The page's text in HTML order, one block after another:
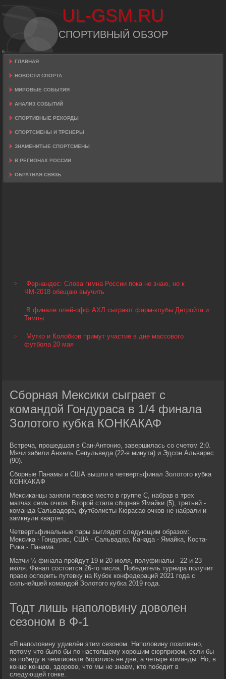
UL-GSM.RU
СПОРТИВНЫЙ ОБЗОР
ГЛАВНАЯ
НОВОСТИ СПОРТА
МИРОВЫЕ СОБЫТИЯ
АНАЛИЗ СОБЫТИЙ
СПОРТИВНЫЕ РЕКОРДЫ
СПОРТСМЕНЫ И ТРЕНЕРЫ
ЗНАМЕНИТЫЕ СПОРТСМЕНЫ
В РЕГИОНАХ РОССИИ
ОБРАТНАЯ СВЯЗЬ
Фернандес: Слова гимна России пока не знаю, но к
ЧМ-2018 обещаю выучить
В финале плей-офф АХЛ сыграют фарм-клубы Детройта и
Тампы
Мутко и Колобков примут участие в дне массового
футбола 20 мая
Сборная Мексики сыграет с
командой Гондураса в 1/4 финала
Золотого кубка КОНКАКАФ
Встреча, прошедшая в Сан-Антонио, завершилась со счетом 2:0.
Мячи забили Анхель Сепульведа (22-я минута) и Эдсон Альварес
(90).
Сборные Панамы и США вышли в четвертьфинал Золотого кубка
КОНКАКАФ
Мексиканцы заняли первое место в группе С, набрав в трех
матчах семь очков. Второй стала сборная Ямайки (5), третьей -
команда Сальвадора, футболисты Кюрасао очков не набрали и
замкнули квартет.
Четвертьфинальные пары выглядят следующим образом:
Мексика - Гондурас, США - Сальвадор, Канада - Ямайка, Коста-
Рика - Панама.
Матчи ¼ финала пройдут 19 и 20 июля, полуфиналы - 22 и 23
июля. Финал состоится 26-го числа. Победитель турнира получит
право оспорить путевку на Кубок конфедераций 2021 года с
сильнейшей командой Золотого кубка 2019 года.
Тодт лишь наполовину доволен
сезоном в Ф-1
«Я наполовину удивлён этим сезоном. Наполовину позитивно,
потому что было бы по настоящему хорошим сюрпризом, если бы
за победу в чемпионате боролись не две, а четыре команды. Но, в
конце концов, здорово, что мы не знаем, кто победит в
следующей гонке.